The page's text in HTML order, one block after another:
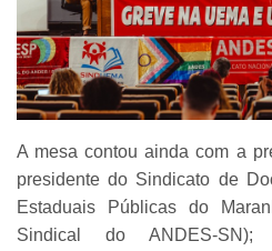
A mesa contou ainda com a
presidente do Sindicato de
Estaduais Públicas do
Sindical do ANDES-SN);